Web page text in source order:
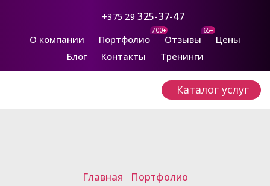
+375 29325-37-47
О компании Портфолио
700+
Отзывы
65+
Цены
Блог
Контакты Тренинги
Каталог услуг
Главная - Портфолио